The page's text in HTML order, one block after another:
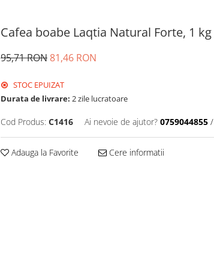
Cafea boabe Laqtia Natural Forte, 1 kg
95,71 RON81,46 RON
STOC EPUIZAT
Durata de livrare: 2 zile lucratoare
Cod Produs: C1416 Ai nevoie de ajutor? 0759044855 /
Adauga la Favorite Cere informatii